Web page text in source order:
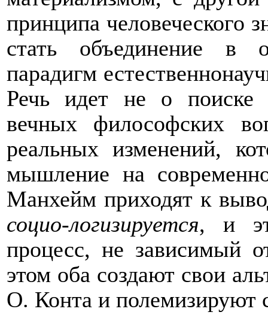
принципа человеческого
стать объединение в
парадигм
Речь идет не о поиске
вечных философских
реальных изменений,
мышление на
Манхейм приходят к
социо-логизируется, и
процесс, не зависимый
этом оба создают свои
О. Конта и полемизируют